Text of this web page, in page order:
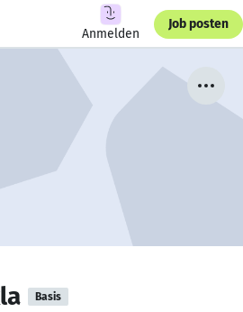
Anmelden
Job posten
Basis